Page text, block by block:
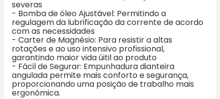
severas
- Bomba de óleo Ajustável: Permitindo a
regulagem da lubrificação da corrente de acordo
com as necessidades
- Carter de Magnésio: Para resistir a altas
rotações e ao uso intensivo profissional,
garantindo maior vida úitil ao produto
- Fácil de Segurar: Empunhadura dianteira
angulada permite mais conforto e segurança,
proporcionando uma posição de trabalho mais
ergonômica.